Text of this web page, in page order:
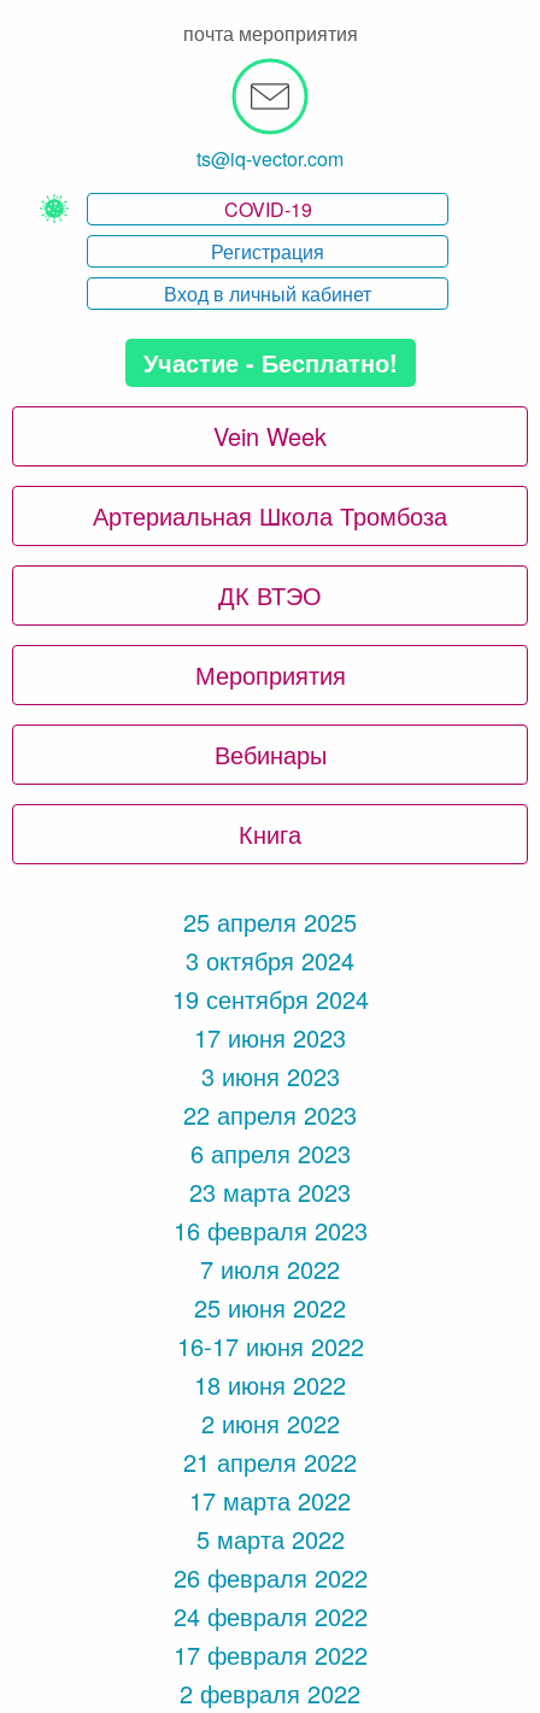
почта мероприятия
ts@iq-vector.com
COVID-19
Регистрация
Вход в личный кабинет
Участие - Бесплатно!
Vein Week
Артериальная Школа Тромбоза
ДК ВТЭО
Мероприятия
Вебинары
Книга
25 апреля 2025
3 октября 2024
19 сентября 2024
17 июня 2023
3 июня 2023
22 апреля 2023
6 апреля 2023
23 марта 2023
16 февраля 2023
7 июля 2022
25 июня 2022
16-17 июня 2022
18 июня 2022
2 июня 2022
21 апреля 2022
17 марта 2022
5 марта 2022
26 февраля 2022
24 февраля 2022
17 февраля 2022
2 февраля 2022